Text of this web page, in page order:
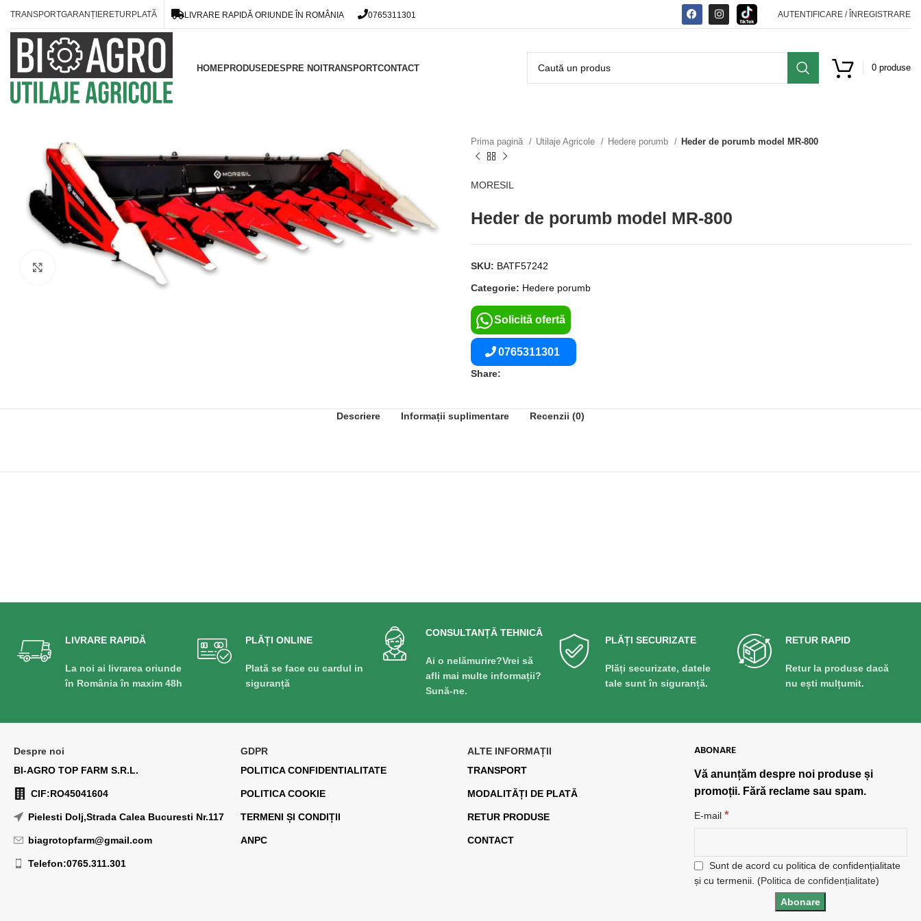
TRANSPORTGARANȚIERETURPLATĂ LIVRARE RAPIDĂ ORIUNDE ÎN ROMÂNIA 0765311301 AUTENTIFICARE / ÎNREGISTRARE
HOMEPRODUSEDESPRE NOITRANSPORTCONTACT 0 produse
Click to enlarge
Prima pagină Utilaje Agricole Hedere porumb Heder de porumb model MR-800
MORESIL
Heder de porumb model MR-800
SKU: BATF57242
Categorie: Hedere porumb
Solicită ofertă
0765311301
Share:
Descriere Informații suplimentare Recenzii (0)
LIVRARE RAPIDĂ
La noi ai livrarea oriunde
în România în maxim 48h
PLĂȚI ONLINE
Plată se face cu cardul in
siguranță
CONSULTANȚĂ TEHNICĂ
Ai o nelămurire?Vrei să
afli mai multe informații?
Sună-ne.
PLĂȚI SECURIZATE
Plăți securizate, datele
tale sunt în siguranță.
RETUR RAPID
Retur la produse dacă
nu ești mulțumit.
Despre noi
BI-AGRO TOP FARM S.R.L.
CIF:RO45041604
Pielesti Dolj,Strada Calea Bucuresti Nr.117
biagrotopfarm@gmail.com
Telefon:0765.311.301
GDPR
POLITICA CONFIDENTIALITATE
POLITICA COOKIE
TERMENI ȘI CONDIȚII
ANPC
ALTE INFORMAȚII
TRANSPORT
MODALITĂȚI DE PLATĂ
RETUR PRODUSE
CONTACT
ABONARE
Vă anunțăm despre noi produse și
promoții. Fără reclame sau spam.
E-mail *
Sunt de acord cu politica de confidențialitate
și cu termenii. (Politica de confidențialitate)